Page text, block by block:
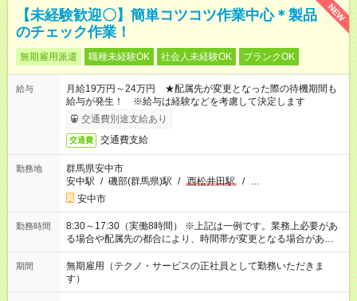
NEW
【未経験歓迎〇】簡単コツコツ作業中心＊製品
のチェック作業！
無期雇用派遣 職種未経験OK 社会人未経験OK ブランクOK
給与
月給19万円～24万円 ★配属先が変更となった際の待機期間も
給与が発生！ ※給与は経験などを考慮して決定します
交通費別途支給あり
交通費 交通費支給
勤務地
群馬県安中市
安中駅 / 磯部(群馬県)駅 / 西松井田駅 / …
安中市
勤務時間
8:30～17:30（実働8時間） ※上記は一例です。業務上必要があ
る場合や配属先の都合により、時間帯が変更となる場合があり
ます。
期間
無期雇用（テクノ・サービスの正社員として勤務いただきま
す）